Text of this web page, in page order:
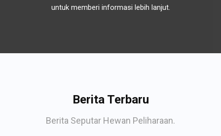
untuk memberi informasi lebih lanjut.
Berita Terbaru
Berita Seputar Hewan Peliharaan.